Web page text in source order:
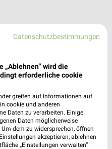
Neumarkt i.d.OPf.
Datenschutzbestimmungen
„Ablehnen“ wird die
erforderliche cookie
greifen auf Informationen auf
cookie und anderen
Daten zu verarbeiten. Einige
Daten möglicherweise
dem zu widersprechen, öffnen
akzeptieren, ablehnen
„Einstellungen verwalten“